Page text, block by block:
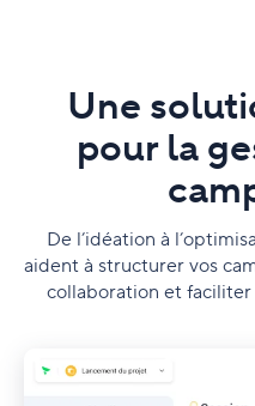
Une
pour la
De l’idéation à
aident à structurer vos
collaboration et faciliter